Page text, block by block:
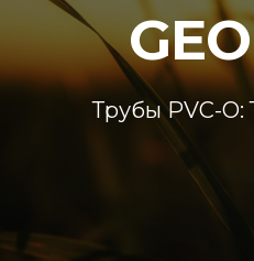
Трубы PVC-О: